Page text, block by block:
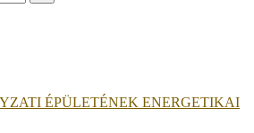
ÉPÜLETÉNEK ENERGETIKAI